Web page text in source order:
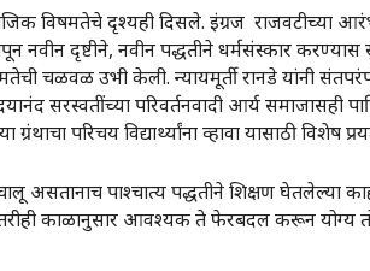
दृश्यही दिसले. इंग्रज राजवटीच्या आरंभीच
नवीन दृष्टीने, नवीन पद्धतीने धर्मसंस्कार
चळवळ उभी केली. न्यायमूर्ती रानडे यांनी
सरस्वतींच्या परिवर्तनवादी आर्य समाजासही
परिचय विद्यार्थ्यांना व्हावा यासाठी विशेष
असतानाच पाश्चात्य पद्धतीने शिक्षण घेतलेल्या
काळानुसार आवश्यक ते फेरबदल करून योग्य